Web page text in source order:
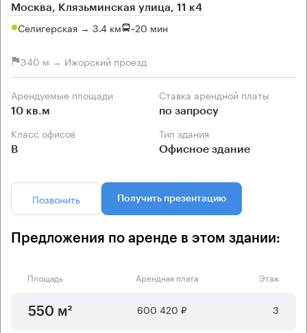
Москва, Клязьминская улица, 11 к4
Селигерская → 3.4 км ~20 мин
340 м → Ижорский проезд
Арендуемые площади
10 кв.м
Ставка арендной платы
по запросу
Класс офисов
B
Тип здания
Офисное здание
Позвонить Получить презентацию
Предложения по аренде в этом здании:
Площадь Арендная плата Этаж
550 м² 600 420 ₽ 3